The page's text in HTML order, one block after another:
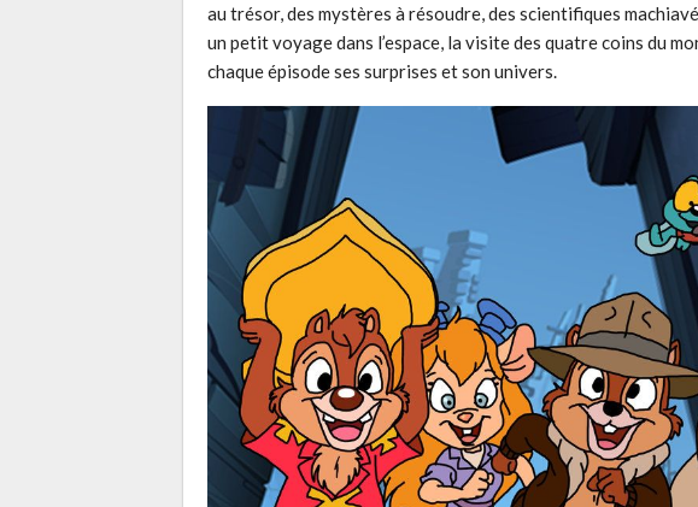
au trésor, des mystères à résoudre, des scientifiques
un petit voyage dans l’espace, la visite des quatre coins du
chaque épisode ses surprises et son univers.